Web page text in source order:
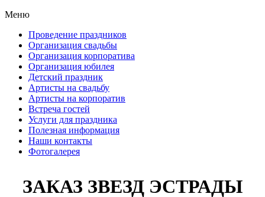
Меню
Проведение праздников
Организация свадьбы
Организация корпоратива
Организация юбилея
Детский праздник
Артисты на свадьбу
Артисты на корпоратив
Встреча гостей
Услуги для праздника
Полезная информация
Наши контакты
Фотогалерея
ЗАКАЗ ЗВЕЗД ЭСТРАДЫ